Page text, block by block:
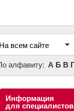
алфавиту: А Б В
Информация
для специалистов